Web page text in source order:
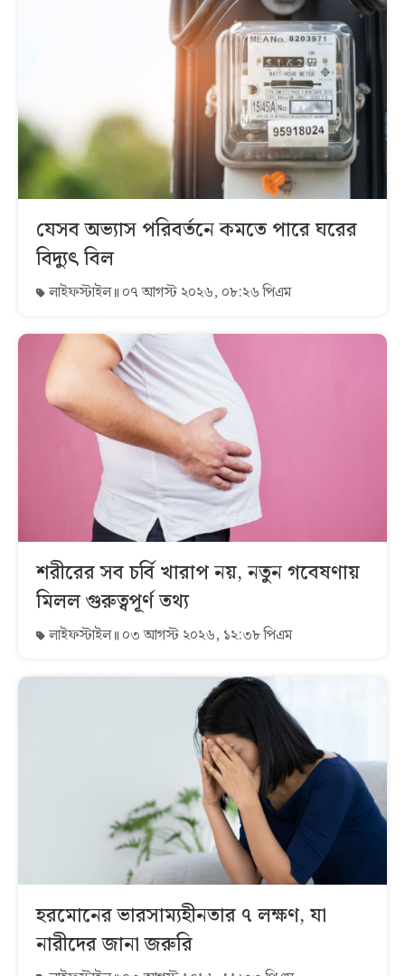
যেসব অভ্যাস পরিবর্তনে কমতে পারে ঘরের
বিদ্যুৎ বিল
লাইফস্টাইল ০৭ আগস্ট ২০২৬, ০৮:২৬ পিএম
শরীরের সব চর্বি খারাপ নয়, নতুন গবেষণায়
মিলল গুরুত্বপূর্ণ তথ্য
লাইফস্টাইল ০৩ আগস্ট ২০২৬, ১২:৩৮ পিএম
হরমোনের ভারসাম্যহীনতার ৭ লক্ষণ, যা
নারীদের জানা জরুরি